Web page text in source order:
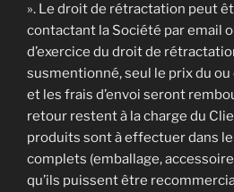
». Le droit de rétractation peut
contactant la Société par email
d’exercice du droit de
susmentionné, seul le prix du
et les frais d’envoi seront
retour restent à la charge du
produits sont à effectuer dans
complets (emballage,
qu’ils puissent être